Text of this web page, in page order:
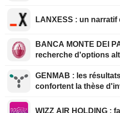
LANXESS :
BANCA MONTE DEI
recherche d'options
GENMAB : les résultats du deuxième trimestre
confortent la thèse